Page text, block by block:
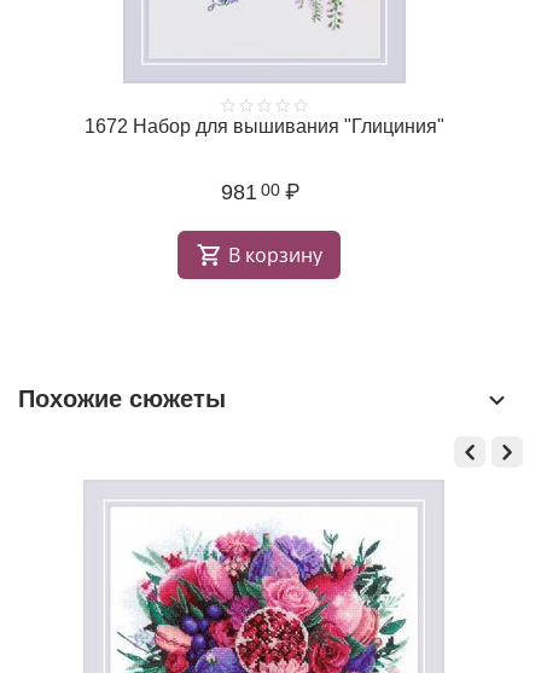
1672 Набор для вышивания "Глициния"
981 00 ₽
В корзину
Похожие сюжеты